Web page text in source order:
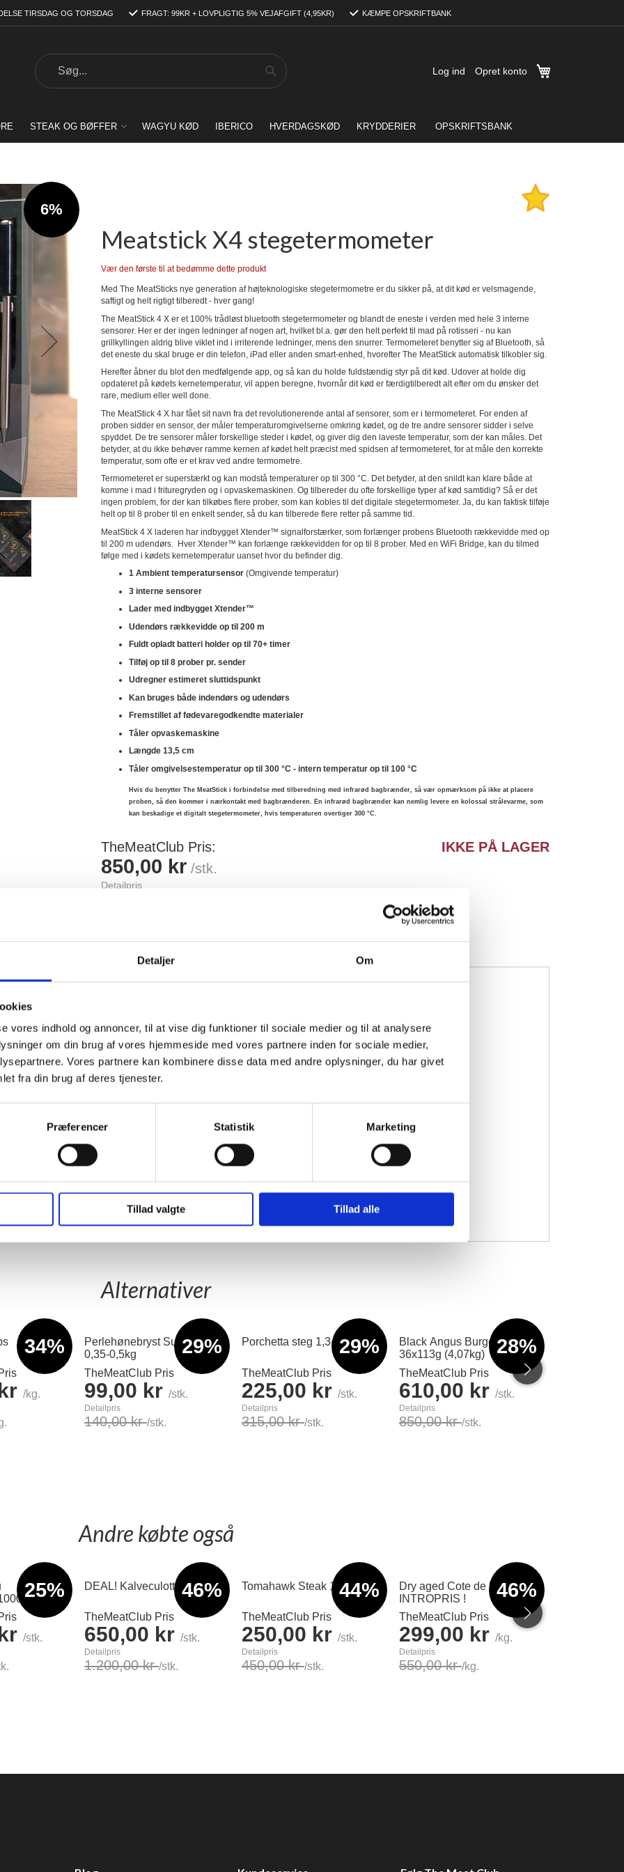
Detaljer Om
vores indhold og annoncer, til at vise dig funktioner til sociale medier og til at analysere
om din brug af vores hjemmeside med vores partnere inden for sociale medier,
Vores partnere kan kombinere disse data med andre oplysninger, du har givet
fra din brug af deres tjenester.
Præferencer Statistik Marketing
Tillad valgte Tillad alle
TIRSDAG OG TORSDAG FRAGT: 99KR + LOVPLIGTIG 5% VEJAFGIFT (4,95KR) KÆMPE OPSKRIFTBANK
Log ind Opret konto
Search
Search
STEAK OG BØFFER WAGYU KØD IBERICO HVERDAGSKØD KRYDDERIER OPSKRIFTSBANK
6%
Meatstick X4 stegetermometer
Vær den første til at bedømme dette produkt
Med The MeatSticks nye generation af højteknologiske stegetermometre er du sikker på, at dit kød er velsmagende,
saftigt og helt rigtigt tilberedt - hver gang!
The MeatStick 4 X er et 100% trådløst bluetooth stegetermometer og blandt de eneste i verden med hele 3 interne
sensorer. Her er der ingen ledninger af nogen art, hvilket bl.a. gør den helt perfekt til mad på rotisseri - nu kan
grillkyllingen aldrig blive viklet ind i irriterende ledninger, mens den snurrer. Termometeret benytter sig af Bluetooth, så
det eneste du skal bruge er din telefon, iPad eller anden smart-enhed, hvorefter The MeatStick automatisk tilkobler sig.
Herefter åbner du blot den medfølgende app, og så kan du holde fuldstændig styr på dit kød. Udover at holde dig
opdateret på kødets kernetemperatur, vil appen beregne, hvornår dit kød er færdigtilberedt alt efter om du ønsker det
rare, medium eller well done.
The MeatStick 4 X har fået sit navn fra det revolutionerende antal af sensorer, som er i termometeret. For enden af
proben sidder en sensor, der måler temperaturomgivelserne omkring kødet, og de tre andre sensorer sidder i selve
spyddet. De tre sensorer måler forskellige steder i kødet, og giver dig den laveste temperatur, som der kan måles. Det
betyder, at du ikke behøver ramme kernen af kødet helt præcist med spidsen af termometeret, for at måle den korrekte
temperatur, som ofte er et krav ved andre termometre.
Termometeret er superstærkt og kan modstå temperaturer op til 300 °C. Det betyder, at den snildt kan klare både at
komme i mad i frituregryden og i opvaskemaskinen. Og tilbereder du ofte forskellige typer af kød samtidig? Så er det
ingen problem, for der kan tilkøbes flere prober, som kan kobles til det digitale stegetermometer. Ja, du kan faktisk tilføje
helt op til 8 prober til en enkelt sender, så du kan tilberede flere retter på samme tid.
MeatStick 4 X laderen har indbygget Xtender™ signalforstærker, som forlænger probens Bluetooth rækkevidde med op
til 200 m udendørs. Hver Xtender™ kan forlænge rækkevidden for op til 8 prober. Med en WiFi Bridge, kan du tilmed
følge med i kødets kernetemperatur uanset hvor du befinder dig.
1 Ambient temperatursensor (Omgivende temperatur)
3 interne sensorer
Lader med indbygget Xtender™
Udendørs rækkevidde op til 200 m
Fuldt opladt batteri holder op til 70+ timer
Tilføj op til 8 prober pr. sender
Udregner estimeret sluttidspunkt
Kan bruges både indendørs og udendørs
Fremstillet af fødevaregodkendte materialer
Tåler opvaskemaskine
Længde 13,5 cm
Tåler omgivelsestemperatur op til 300 °C - intern temperatur op til 100 °C
Hvis du benytter The MeatStick i forbindelse med tilberedning med infrarød bagbrænder, så vær opmærksom på ikke at placere
proben, så den kommer i nærkontakt med bagbrænderen. En infrarød bagbrænder kan nemlig levere en kolossal strålevarme, som
kan beskadige et digitalt stegetermometer, hvis temperaturen overtiger 300 °C.
TheMeatClub Pris
850,00 kr /stk.
Detailpris
IKKE PÅ LAGER
krævet
temperatur
vide
opladning
forslag til tilberedningsmetoder
Alternativer
34%
/kg.
29%
Perlehønebryst Supreme
0,35-0,5kg
TheMeatClub Pris
99,00 kr /stk.
Detailpris
140,00 kr/stk.
29%
Porchetta steg 1,3-1,5kg
TheMeatClub Pris
225,00 kr /stk.
Detailpris
315,00 kr/stk.
28%
Black Angus Burgerbøf
36x113g (4,07kg)
TheMeatClub Pris
610,00 kr /stk.
Detailpris
850,00 kr/stk.
Andre købte også
25%
700g
/stk.
46%
DEAL! Kalveculotte 4kg
TheMeatClub Pris
650,00 kr /stk.
Detailpris
1.200,00 kr/stk.
44%
Tomahawk Steak 1-1,2kg
TheMeatClub Pris
250,00 kr /stk.
Detailpris
450,00 kr/stk.
46%
Dry aged Cote de boeuf !
INTROPRIS !
TheMeatClub Pris
299,00 kr /kg.
Detailpris
550,00 kr/kg.